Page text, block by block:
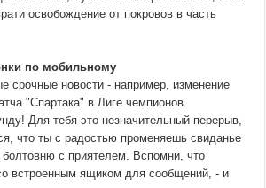
освобождение от покровов в часть
по мобильному
срочные новости - например, изменение
"Спартака" в Лиге чемпионов.
Для тебя это незначительный перерыв,
что ты с радостью променяешь свиданье
болтовню с приятелем. Вспомни, что
встроенным ящиком для сообщений, - и